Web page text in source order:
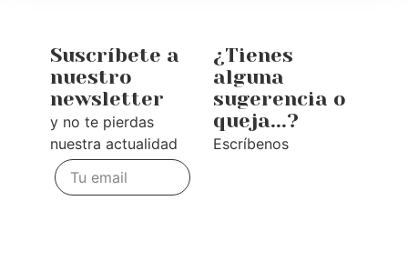
Suscríbete a
nuestro
newsletter
y no te pierdas
nuestra actualidad
¿Tienes
alguna
sugerencia o
queja...?
Escríbenos